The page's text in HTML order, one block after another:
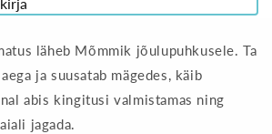
läheb Mõmmik jõulupuhkusele. Ta
ja suusatab mägedes, käib
abis kingitusi valmistamas ning
jagada.